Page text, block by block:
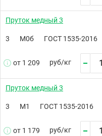
Пруток медный 3
3 М0б ГОСТ 1535-2016
от 1 209 руб/кг
Пруток медный 3
3 М1 ГОСТ 1535-2016
от 1 179 руб/кг